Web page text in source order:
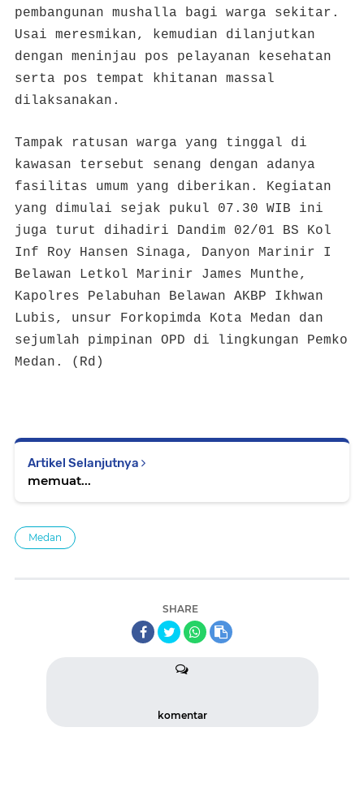
pembangunan mushalla bagi warga sekitar.
Usai meresmikan, kemudian dilanjutkan
dengan meninjau pos pelayanan kesehatan
serta pos tempat khitanan massal
dilaksanakan.
Tampak ratusan warga yang tinggal di
kawasan tersebut senang dengan adanya
fasilitas umum yang diberikan. Kegiatan
yang dimulai sejak pukul 07.30 WIB ini
juga turut dihadiri Dandim 02/01 BS Kol
Inf Roy Hansen Sinaga, Danyon Marinir I
Belawan Letkol Marinir James Munthe,
Kapolres Pelabuhan Belawan AKBP Ikhwan
Lubis, unsur Forkopimda Kota Medan dan
sejumlah pimpinan OPD di lingkungan Pemko
Medan. (Rd)
Artikel Selanjutnya
memuat...
Medan
SHARE
komentar